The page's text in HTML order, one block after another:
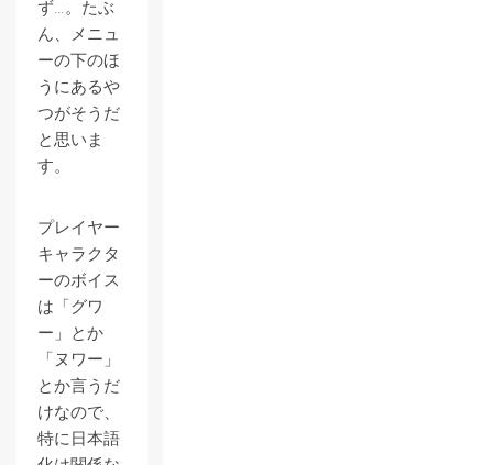
ず…。たぶ
ん、メニュ
ーの下のほ
うにあるや
つがそうだ
と思いま
す。
プレイヤー
キャラクタ
ーのボイス
は「グワ
ー」とか
「ヌワー」
とか言うだ
けなので、
特に日本語